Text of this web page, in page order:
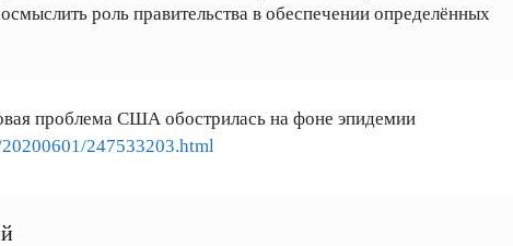
роль правительства в обеспечении определённых
проблема США обострилась на фоне эпидемии
247533203.html